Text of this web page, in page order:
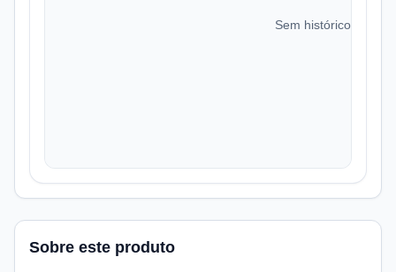
Sem histórico de
Sobre este produto